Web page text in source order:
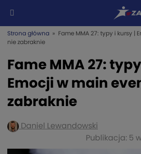
Strona główna » Fame MMA 27: typy i kursy |
nie zabraknie
Fame MMA 27:
Emocji w main
zabraknie
Daniel Lewandowski
Publikacja: 5